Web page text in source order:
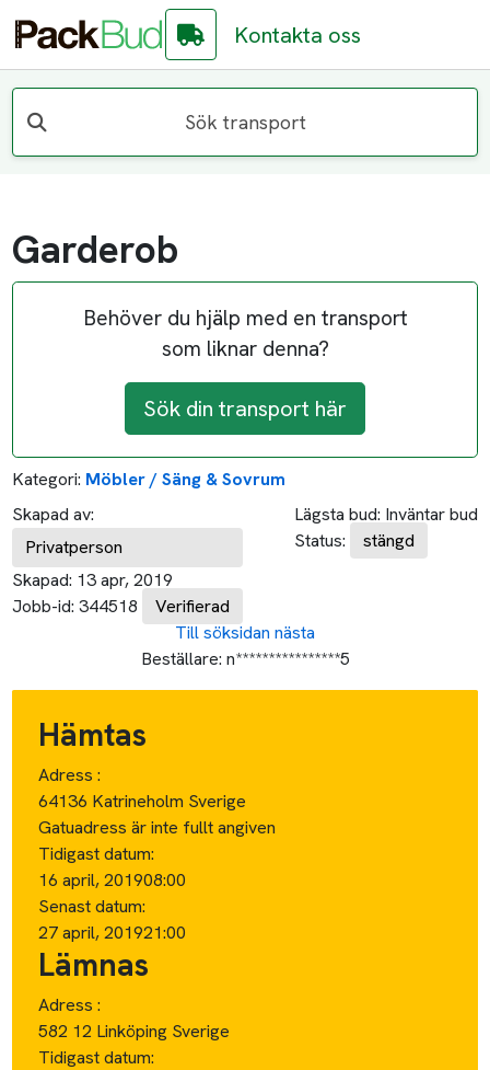
Kontakta oss
Sök transport
Garderob
Behöver du hjälp med en transport
som liknar denna?
Sök din transport här
Kategori: Möbler / Säng & Sovrum
Skapad av:
Privatperson
Skapad: 13 apr, 2019
Jobb-id: 344518 Verifierad
Lägsta bud: Inväntar bud
Status:
stängd
Till söksidan nästa
Beställare: n****************5
Hämtas
Adress :
64136 Katrineholm Sverige
Gatuadress är inte fullt angiven
Tidigast datum:
16 april, 201908:00
Senast datum:
27 april, 201921:00
Lämnas
Adress :
582 12 Linköping Sverige
Tidigast datum: